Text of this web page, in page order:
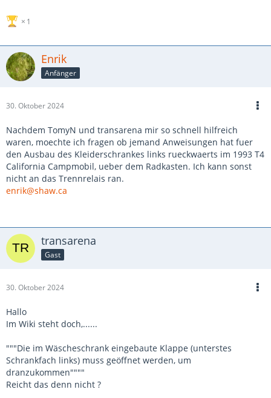
1
Enrik
Anfänger
30. Oktober 2024
Nachdem TomyN und transarena mir so schnell hilfreich
waren, moechte ich fragen ob jemand Anweisungen hat fuer
den Ausbau des Kleiderschrankes links rueckwaerts im 1993 T4
California Campmobil, ueber dem Radkasten. Ich kann sonst
nicht an das Trennrelais ran.
enrik@shaw.ca
transarena
Gast
30. Oktober 2024
Hallo
Im Wiki steht doch,......
"""Die im Wäscheschrank eingebaute Klappe (unterstes
Schrankfach links) muss geöffnet werden, um
dranzukommen""""
Reicht das denn nicht ?